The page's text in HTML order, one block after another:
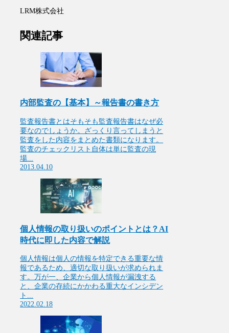
LRM株式会社
関連記事
内部監査の【基本】～報告書の書き方
監査報告書とはそもそも監査報告書はなぜ必
要なのでしょうか。ざっくり言ってしまうと
監査をした内容をまとめた書類になります。
監査のチェックリスト自体は単に監査の現
場...
2013.04.10
個人情報の取り扱いのポイントとは？AI
時代に即した内容で解説
個人情報は個人の情報を特定できる重要な情
報であるため、適切な取り扱いが求められま
す。万が一、企業から個人情報が漏洩する
と、企業の存続にかかわる重大なインシデン
ト...
2022.02.18